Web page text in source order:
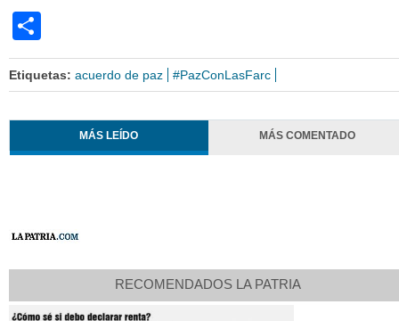
Etiquetas: acuerdo de paz #PazConLasFarc
MÁS LEÍDO MÁS COMENTADO
RECOMENDADOS LA PATRIA